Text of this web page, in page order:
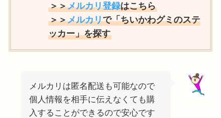
＞＞メルカリ登録はこちら
＞＞メルカリで「ちいかわグミのステ
ッカー」を探す
メルカリは匿名配送も可能なので
個人情報を相手に伝えなくても購
入することができるので安心です